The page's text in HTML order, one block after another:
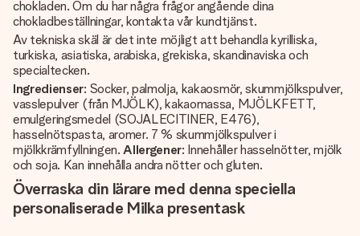
chokladen. Om du har några frågor angående dina
chokladbeställningar, kontakta vår kundtjänst.
Av tekniska skäl är det inte möjligt att behandla kyrilliska,
turkiska, asiatiska, arabiska, grekiska, skandinaviska och
specialtecken.
Ingredienser: Socker, palmolja, kakaosmör, skummjölkspulver,
vasslepulver (från MJÖLK), kakaomassa, MJÖLKFETT,
emulgeringsmedel (SOJALECITINER, E476),
hasselnötspasta, aromer. 7 % skummjölkspulver i
mjölkkrämfyllningen.Allergener: Innehåller hasselnötter, mjölk
och soja. Kan innehålla andra nötter och gluten.
Överraska din lärare med denna speciella
personaliserade Milka presentask